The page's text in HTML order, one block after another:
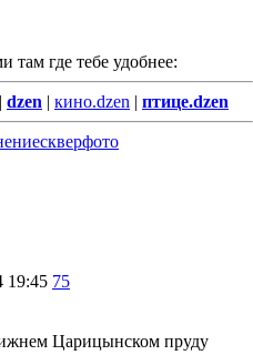
там где тебе удобнее:
| dzen | кино.dzen | птице.dzen
скверфото
19:45 75
Царицынском пруду